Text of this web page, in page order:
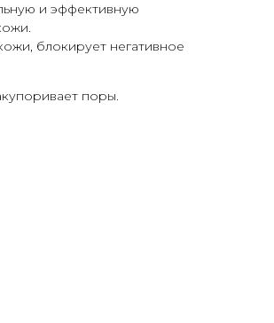
и эффективную
блокирует негативное
поры.